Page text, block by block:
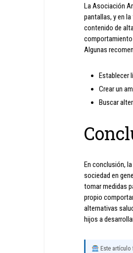
La Asociación
pantallas, y en
contenido de
comportamiento
Algunas
Establecer
Crear un
Buscar
En conclusión,
sociedad en
tomar medidas
propio
alternativas
hijos a
Este